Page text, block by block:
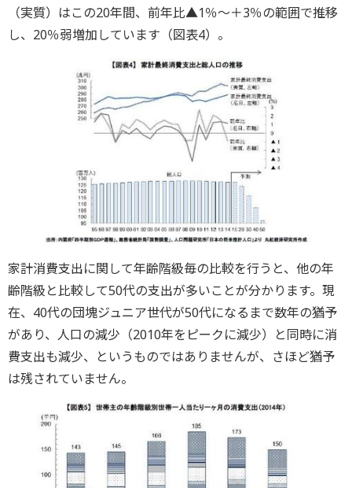
（実質）はこの20年間、前年比▲1％～＋3％の範囲で推移
し、20％弱増加しています（図表4）。
家計消費支出に関して年齢階級毎の比較を行うと、他の年
齢階級と比較して50代の支出が多いことが分かります。現
在、40代の団塊ジュニア世代が50代になるまで数年の猶予
があり、人口の減少（2010年をピークに減少）と同時に消
費支出も減少、というものではありませんが、さほど猶予
は残されていません。